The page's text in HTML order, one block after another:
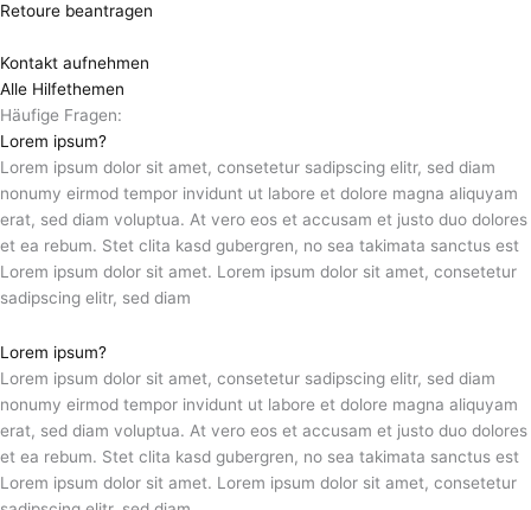
Retoure beantragen
Kontakt aufnehmen
Alle Hilfethemen
Häufige Fragen:
Lorem ipsum?
Lorem ipsum dolor sit amet, consetetur sadipscing elitr, sed diam
nonumy eirmod tempor invidunt ut labore et dolore magna aliquyam
erat, sed diam voluptua. At vero eos et accusam et justo duo dolores
et ea rebum. Stet clita kasd gubergren, no sea takimata sanctus est
Lorem ipsum dolor sit amet. Lorem ipsum dolor sit amet, consetetur
sadipscing elitr, sed diam
Lorem ipsum?
Lorem ipsum dolor sit amet, consetetur sadipscing elitr, sed diam
nonumy eirmod tempor invidunt ut labore et dolore magna aliquyam
erat, sed diam voluptua. At vero eos et accusam et justo duo dolores
et ea rebum. Stet clita kasd gubergren, no sea takimata sanctus est
Lorem ipsum dolor sit amet. Lorem ipsum dolor sit amet, consetetur